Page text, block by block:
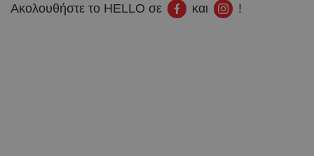
Ακολουθήστε το HELLO σε και !